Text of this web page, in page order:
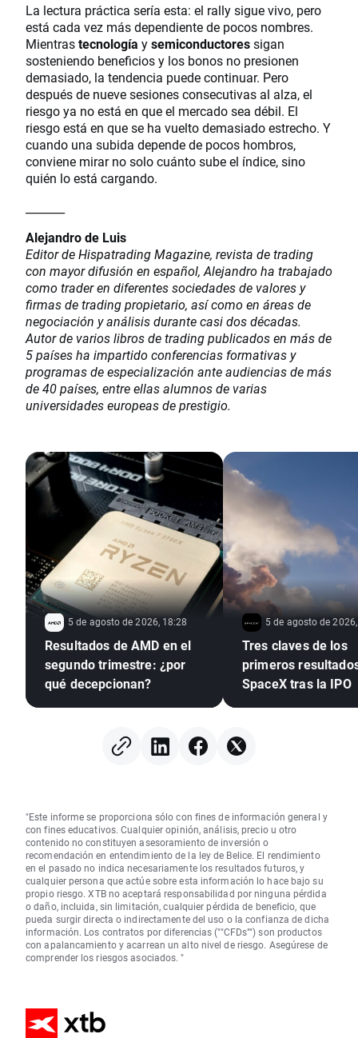
La lectura práctica sería esta: el rally sigue vivo, pero
está cada vez más dependiente de pocos nombres.
Mientrastecnología ysemiconductoressigan
sosteniendo beneficios y los bonos no presionen
demasiado, la tendencia puede continuar. Pero
después de nueve sesiones consecutivas al alza, el
riesgo ya no está en que el mercado sea débil. El
riesgo está en que se ha vuelto demasiado estrecho. Y
cuando una subida depende de pocos hombros,
conviene mirar no solo cuánto sube el índice, sino
quién lo está cargando.
Alejandro de Luis
Editor de Hispatrading Magazine, revista de trading
con mayor difusión en español, Alejandro ha trabajado
como trader en diferentes sociedades de valores y
firmas de trading propietario, así como en áreas de
negociación y análisis durante casi dos décadas.
Autor de varios libros de trading publicados en más de
5 países ha impartido conferencias formativas y
programas de especialización ante audiencias de más
de 40 países, entre ellas alumnos de varias
universidades europeas de prestigio.
5 de agosto de 2026, 18:28
Resultados de AMD en el
segundo trimestre: ¿por
qué decepcionan?
5 de agosto de
Tres claves de los
primeros
SpaceX tras la IPO
"Este informe se proporciona sólo con fines de información general y
con fines educativos. Cualquier opinión, análisis, precio u otro
contenido no constituyen asesoramiento de inversión o
recomendación en entendimiento de la ley de Belice. El rendimiento
en el pasado no indica necesariamente los resultados futuros, y
cualquier persona que actúe sobre esta información lo hace bajo su
propio riesgo. XTB no aceptará responsabilidad por ninguna pérdida
o daño, incluida, sin limitación, cualquier pérdida de beneficio, que
pueda surgir directa o indirectamente del uso o la confianza de dicha
información. Los contratos por diferencias (""CFDs"") son productos
con apalancamiento y acarrean un alto nivel de riesgo. Asegúrese de
comprender los riesgos asociados. "